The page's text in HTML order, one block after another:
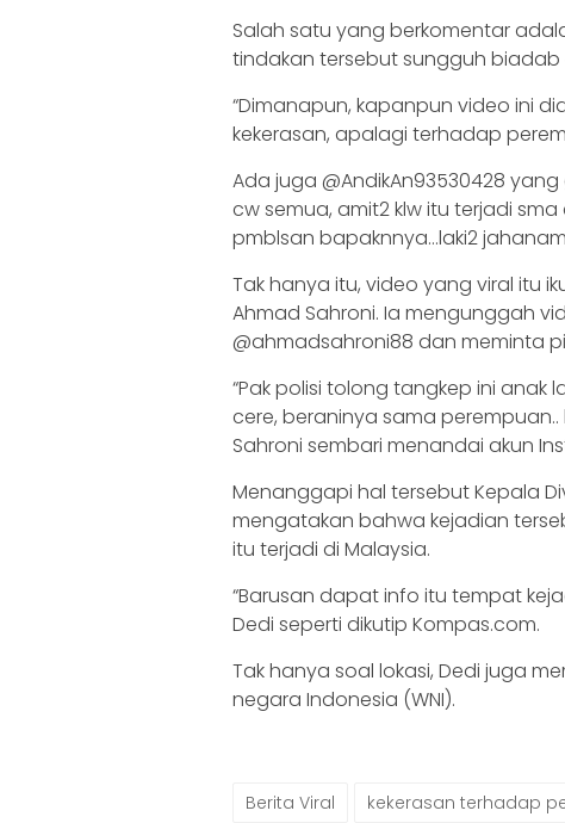
Salah satu yang berkomentar
tindakan tersebut sungguh
“Dimanapun, kapanpun video ini
kekerasan, apalagi terhadap
Ada juga @AndikAn93530428
cw semua, amit2 klw itu terjadi
pmblsan bapaknnya…laki2
Tak hanya itu, video yang viral itu
Ahmad Sahroni. Ia mengunggah
@ahmadsahroni88 dan meminta
“Pak polisi tolong tangkep ini
cere, beraninya sama
Sahroni sembari menandai akun
Menanggapi hal tersebut Kepala
mengatakan bahwa kejadian
itu terjadi di Malaysia.
“Barusan dapat info itu tempat
Dedi seperti dikutip Kompas.com.
Tak hanya soal lokasi, Dedi juga
negara Indonesia (WNI).
Berita Viral kekerasan terhadap